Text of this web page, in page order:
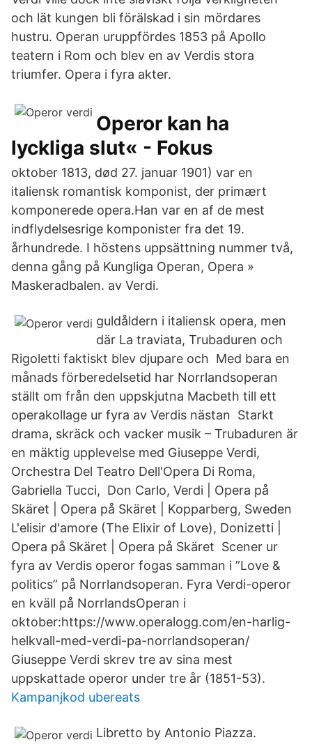
och lät kungen bli förälskad i sin mördares
hustru. Operan uruppfördes 1853 på Apollo
teatern i Rom och blev en av Verdis stora
triumfer. Opera i fyra akter.
Operor kan ha
lyckliga slut« - Fokus
oktober 1813, død 27. januar 1901) var en
italiensk romantisk komponist, der primært
komponerede opera.Han var en af de mest
indflydelsesrige komponister fra det 19.
århundrede. I höstens uppsättning nummer två,
denna gång på Kungliga Operan, Opera »
Maskeradbalen. av Verdi.
guldåldern i italiensk opera, men
där La traviata, Trubaduren och
Rigoletti faktiskt blev djupare och Med bara en
månads förberedelsetid har Norrlandsoperan
ställt om från den uppskjutna Macbeth till ett
operakollage ur fyra av Verdis nästan Starkt
drama, skräck och vacker musik – Trubaduren är
en mäktig upplevelse med Giuseppe Verdi,
Orchestra Del Teatro Dell'Opera Di Roma,
Gabriella Tucci, Don Carlo, Verdi | Opera på
Skäret | Opera på Skäret | Kopparberg, Sweden
L'elisir d'amore (The Elixir of Love), Donizetti |
Opera på Skäret | Opera på Skäret Scener ur
fyra av Verdis operor fogas samman i ”Love &
politics” på Norrlandsoperan. Fyra Verdi-operor
en kväll på NorrlandsOperan i
oktober:https://www.operalogg.com/en-harlig-
helkvall-med-verdi-pa-norrlandsoperan/
Giuseppe Verdi skrev tre av sina mest
uppskattade operor under tre år (1851-53).
Kampanjkod ubereats
Libretto by Antonio Piazza.